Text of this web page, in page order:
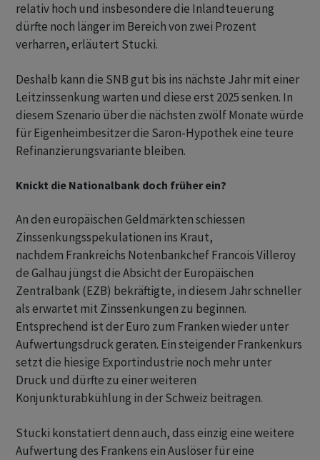
relativ hoch und insbesondere die Inlandteuerung
dürfte noch länger im Bereich von zwei Prozent
verharren, erläutert Stucki.
Deshalb kann die SNB gut bis ins nächste Jahr mit einer
Leitzinssenkung warten und diese erst 2025 senken. In
diesem Szenario über die nächsten zwölf Monate würde
für Eigenheimbesitzer die Saron-Hypothek eine teure
Refinanzierungsvariante bleiben.
Knickt die Nationalbank doch früher ein?
An den europäischen Geldmärkten schiessen
Zinssenkungsspekulationen ins Kraut,
nachdem Frankreichs Notenbankchef Francois Villeroy
de Galhau jüngst die Absicht der Europäischen
Zentralbank (EZB) bekräftigte, in diesem Jahr schneller
als erwartet mit Zinssenkungen zu beginnen.
Entsprechend ist der Euro zum Franken wieder unter
Aufwertungsdruck geraten. Ein steigender Frankenkurs
setzt die hiesige Exportindustrie noch mehr unter
Druck und dürfte zu einer weiteren
Konjunkturabkühlung in der Schweiz beitragen.
Stucki konstatiert denn auch, dass einzig eine weitere
Aufwertung des Frankens ein Auslöser für eine